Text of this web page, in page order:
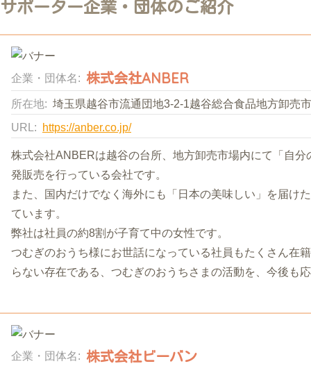
サポーター企業・団体のご紹介
企業・団体名: 株式会社ANBER
所在地: 埼玉県越谷市流通団地3-2-1越谷総合食品地方卸売
URL:
https://anber.co.jp/
株式会社ANBERは越谷の台所、地方卸売市場内にて「自
発販売を行っている会社です。
また、国内だけでなく海外にも「日本の美味しい」を届け
ています。
弊社は社員の約8割が子育て中の女性です。
つむぎのおうち様にお世話になっている社員もたくさん在
らない存在である、つむぎのおうちさまの活動を、今後も
企業・団体名: 株式会社ビーバン